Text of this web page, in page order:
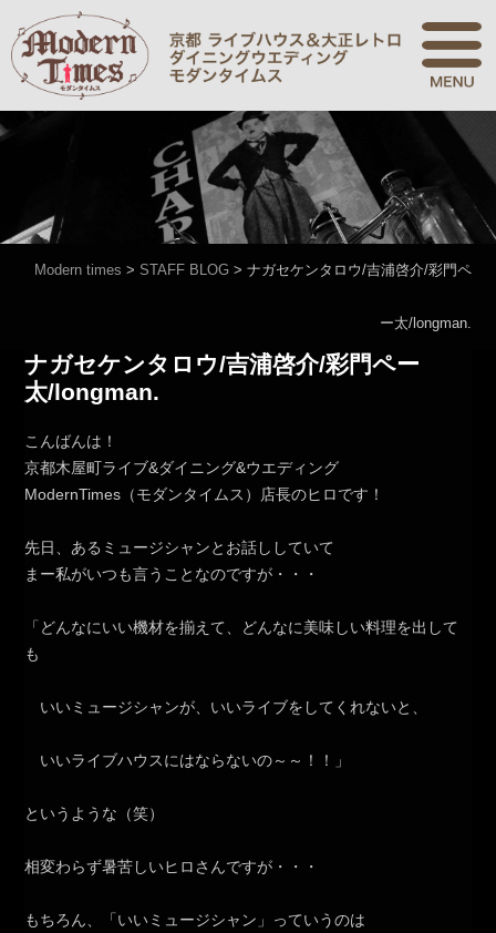
Modern times > STAFF BLOG > ナガセケンタロウ/吉浦啓介/彩門ペ
ー太/longman.
ナガセケンタロウ/吉浦啓介/彩門ペー
太/longman.
こんばんは！
京都木屋町ライブ&ダイニング&ウエディング
ModernTimes（モダンタイムス）店長のヒロです！
先日、あるミュージシャンとお話ししていて
まー私がいつも言うことなのですが・・・
「どんなにいい機材を揃えて、どんなに美味しい料理を出して
も
いいミュージシャンが、いいライブをしてくれないと、
いいライブハウスにはならないの～～！！」
というような（笑）
相変わらず暑苦しいヒロさんですが・・・
もちろん、「いいミュージシャン」っていうのは